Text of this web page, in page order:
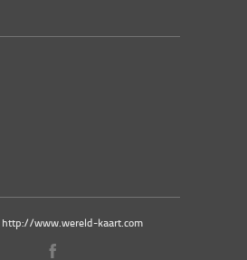
http://www.wereld-kaart.com